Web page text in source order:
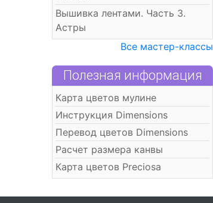
Вышивка лентами. Часть 3.
Астры
Все мастер-классы
Полезная информация
Карта цветов мулине
Инструкция Dimensions
Перевод цветов Dimensions
Расчет размера канвы
Карта цветов Preciosa